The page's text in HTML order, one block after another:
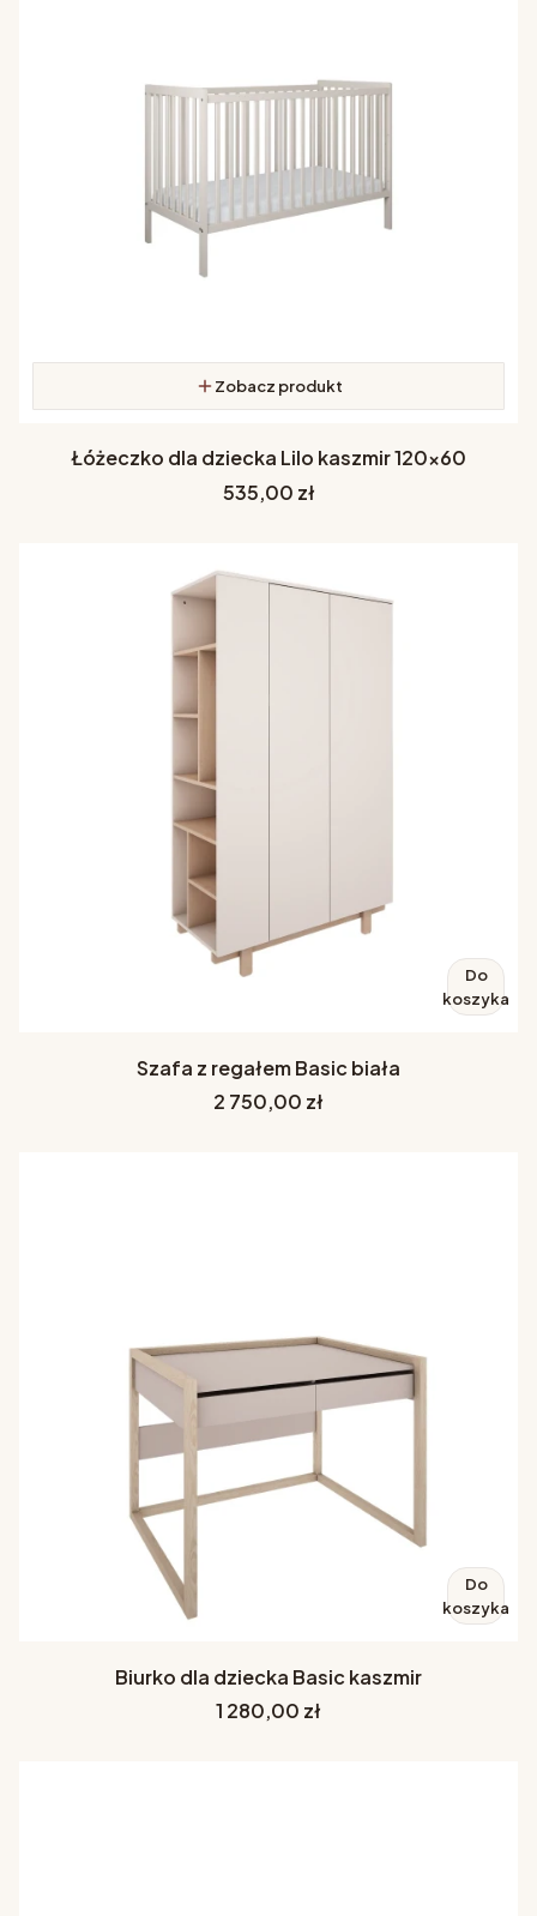
Zobacz produkt
Łóżeczko dla dziecka Lilo kaszmir 120x60
Cena
535,00 zł
Do
koszyka
Szafa z regałem Basic biała
Cena
2 750,00 zł
Do
koszyka
Biurko dla dziecka Basic kaszmir
Cena
1 280,00 zł